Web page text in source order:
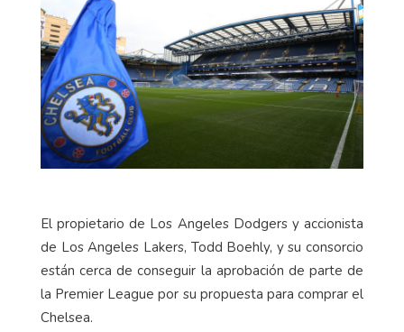
El propietario de Los Angeles Dodgers y accionista
de Los Angeles Lakers, Todd Boehly, y su consorcio
están cerca de conseguir la aprobación de parte de
la Premier League por su propuesta para comprar el
Chelsea.